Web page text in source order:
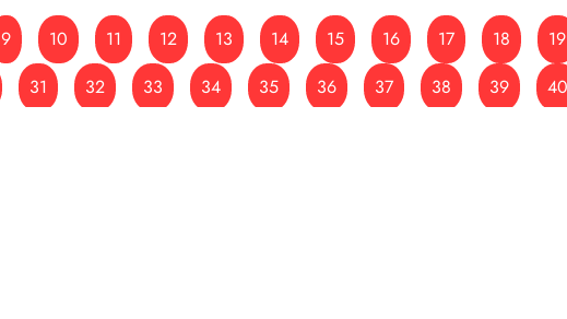
9 10 11 12 13 14 15 16 17 18 19
31 32 33 34 35 36 37 38 39 40